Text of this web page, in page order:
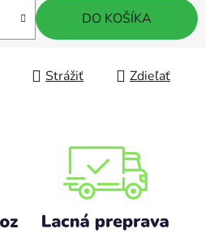
DO KOŠÍKA
Strážiť Zdieľať